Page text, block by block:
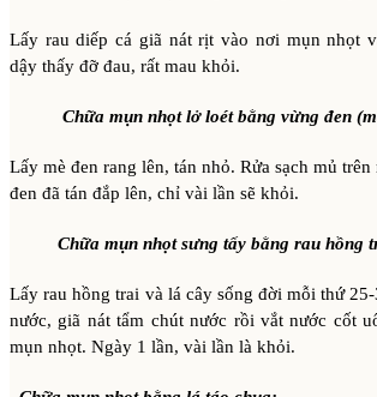
Lấy rau diếp cá giã nát rịt vào nơi mụn nhọt
dậy thấy đỡ đau, rất mau khỏi.
Chữa mụn nhọt lở loét bằng vừng đen
Lấy mè đen rang lên, tán nhỏ. Rửa sạch mủ
đen đã tán đắp lên, chỉ vài lần sẽ khỏi.
Chữa mụn nhọt sưng tấy bằng rau hồng
Lấy rau hồng trai và lá cây sống đời mỗi thứ 25-
nước, giã nát tẩm chút nước rồi vắt nước cốt
mụn nhọt. Ngày 1 lần, vài lần là khỏi.